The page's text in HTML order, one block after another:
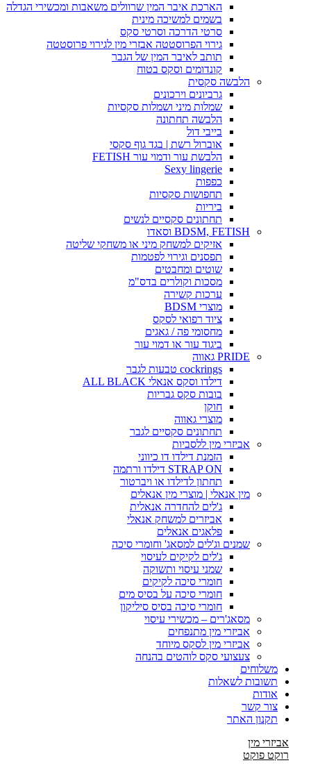
הארכת איבר המין שרוולים משאבות ומכשירי הגדלה
בשמים למשיכה מינית
סרטי הדרכה וסרטי סקס
גירוי הפרוסטטה אבזרי מין לגירוי פרוסטטה
תותב לאיבר המין של הגבר
קונדומים וסקס בטוח
הלבשה סקסית
גרביונים וירכונים
שמלות מיני ושמלות סקסיות
הלבשה תחתונה
בייבי דול
אוברול רשת | בגד גוף סקסי
הלבשת עור ודמוי עור FETISH
Sexy lingerie
כפפות
תחפושות סקסיות
ביריות
תחתונים סקסיים לנשים
BDSM, FETISH וסאדו
אזיקים למשחק מיני או משחקי שליטה
תפסנים וגירוי לפטמות
שוטים ומחבטים
מסכות וקולרים בדס"מ
ערכות קשירה
מוצרי BDSM
ציוד רפואי לסקס
מחסומי פה / גאגים
ביגוד עור או דמוי עור
PRIDE גאווה
cockrings טבעות לגבר
דילדו וסקס אנאלי ALL BLACK
בובות סקס גבריות
חוקן
מוצרי גאווה
תחתונים סקסיים לגבר
אביזרי מין ללסביות
הזמנת דילדו דו כיווני
STRAP ON דילדו ורתמה
תחתון לדילדו או ויברטור
מין אנאלי | מוצרי מין אנאלים
ג'לים להחדרה אנאלית
אביזרים למשחק אנאלי
פלאגים אנאלים
שמנים וג'לים למסאג' וחומרי סיכה
ג'לים לקיקים לעיסוי
שמני עיסוי ותשוקה
חומרי סיכה לקיקים
חומרי סיכה על בסיס מים
חומרי סיכה בסיס סיליקון
מסאג'רים – מכשירי עיסוי
אביזרי מין מתנפחים
אביזרי מין לסקס מיוחד
צעצועי סקס לוהטים בהנחה
משלוחים
תשובות לשאלות
אודות
צור קשר
תקנון האתר
אביזרי מין
רוקט פוקט